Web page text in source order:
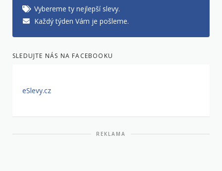
Vybereme ty nejlepší slevy.
Každý týden Vám je pošleme.
SLEDUJTE NÁS NA FACEBOOKU
eSlevy.cz
REKLAMA